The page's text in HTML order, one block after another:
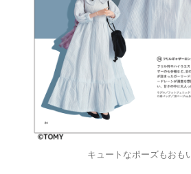
キュートなポーズもおも